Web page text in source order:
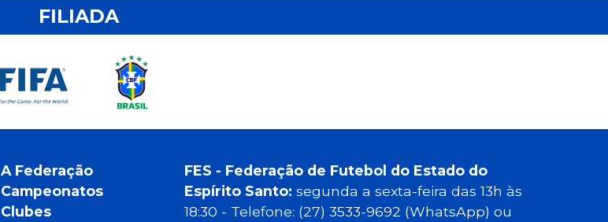
FILIADA
A Federação
Campeonatos
Clubes
FES - Federação de Futebol do Estado do
Espírito Santo: segunda a sexta-feira das 13h às
18:30 - Telefone: (27) 3533-9692 (WhatsApp) ou